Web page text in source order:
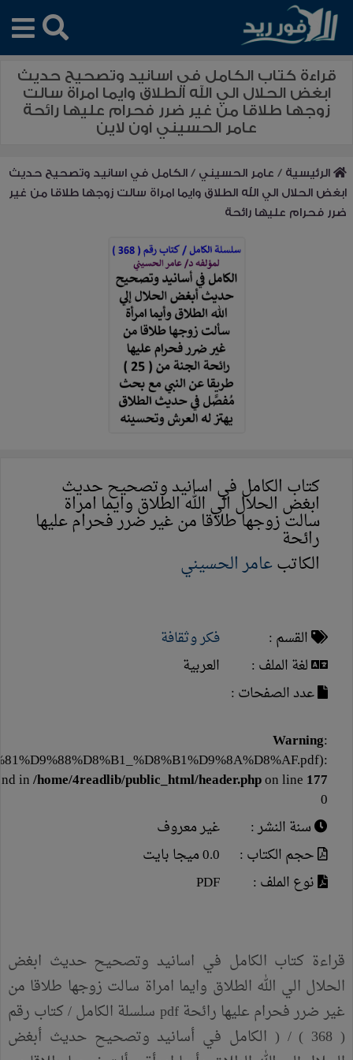
قراءة كتاب الكامل في اسانيد وتصحيح حديث
ابغض الحلال الي الله الطلاق وايما امراة سالت
زوجها طلاقا من غير ضرر فحرام عليها رائحة
عامر الحسيني اون لاين
الرئيسية / عامر الحسيني /الكامل في اسانيد وتصحيح حديث
ابغض الحلال الي الله الطلاق وايما امراة سالت زوجها طلاقا من غير
ضرر فحرام عليها رائحة
كتاب الكامل في اسانيد وتصحيح حديث
ابغض الحلال الي الله الطلاق وايما امراة
سالت زوجها طلاقا من غير ضرر فحرام عليها
رائحة
الكاتبعامر الحسيني
القسم :
فكر وثقافة
لغة الملف :
العربية
عدد الصفحات :
Warning:
in/home/4readlib/public_html/header.phpon line177
0
سنة النشر :
غير معروف
حجم الكتاب :
0.0 ميجا بايت
نوع الملف :
PDF
قراءة كتاب الكامل في اسانيد وتصحيح حديث ابغض
الحلال الي الله الطلاق وايما امراة سالت زوجها طلاقا من
غير ضرر فحرام عليها رائحة pdf سلسلة الكامل / كتاب رقم
( 368 ) / ( الكامل في أسانيد وتصحيح حديث أبغض